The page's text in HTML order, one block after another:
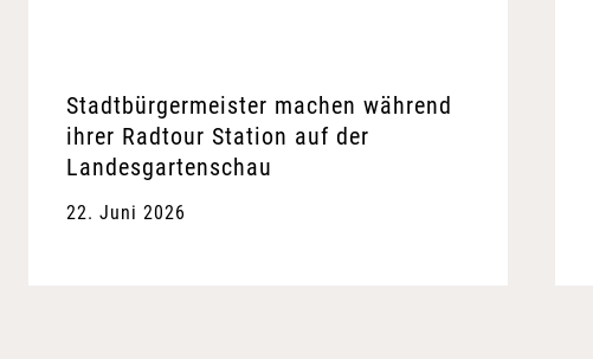
Stadtbürgermeister machen während
ihrer Radtour Station auf der
Landesgartenschau
22. Juni 2026